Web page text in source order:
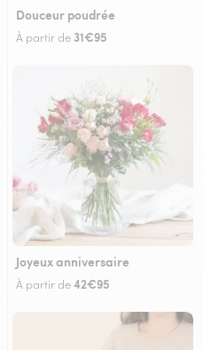
Douceur poudrée
À partir de 31€95
Joyeux anniversaire
À partir de42€95